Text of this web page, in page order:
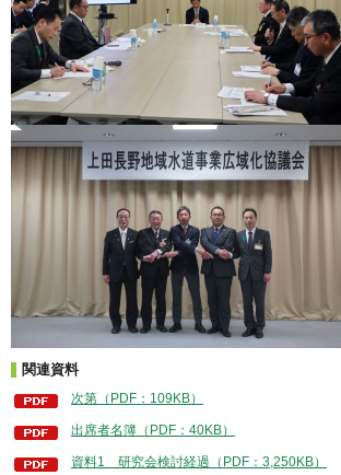
関連資料
次第（PDF：109KB）
出席者名簿（PDF：40KB）
資料1 研究会検討経過（PDF：3,250KB）